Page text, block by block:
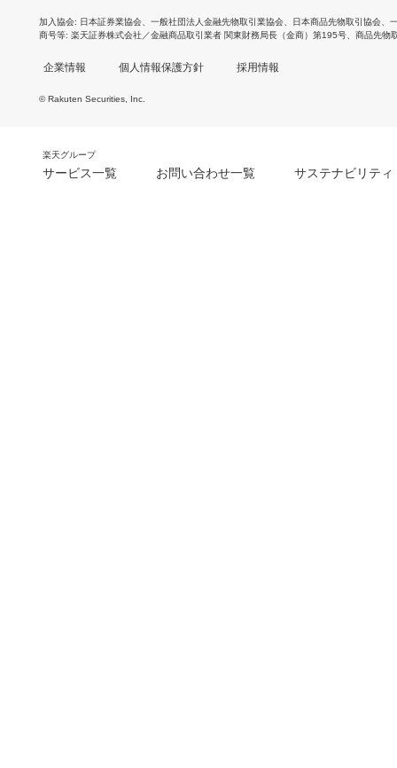
加入協会 日本証券業協会 一般社団法人金融先物取引業協会 日本商品先物取引協会
商号等 楽天証券株式会社／金融商品取引業者 関東財務局長（金商）第195号、商品先物
企業情報 個人情報保護方針 採用情報
© Rakuten Securities, Inc.
楽天グループ
サービス一覧 お問い合わせ一覧 サステナビリティ